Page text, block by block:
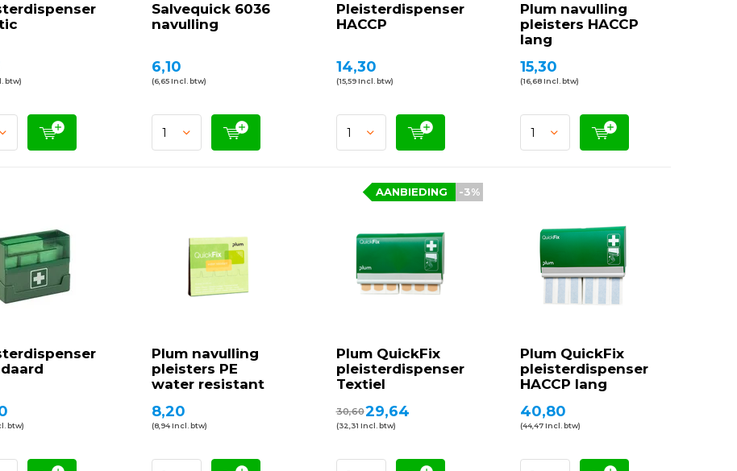
btw)
Salvequick 6036
navulling
6,10
(6,65 Incl. btw)
Pleisterdispenser
HACCP
14,30
(15,59 Incl. btw)
Plum navulling
pleisters HACCP
lang
15,30
(16,68 Incl. btw)
btw)
Plum navulling
pleisters PE
water resistant
8,20
(8,94 Incl. btw)
Plum QuickFix
pleisterdispenser
Textiel
-3%
AANBIEDING
30,6029,64
(32,31 Incl. btw)
Plum QuickFix
pleisterdispenser
HACCP lang
40,80
(44,47 Incl. btw)